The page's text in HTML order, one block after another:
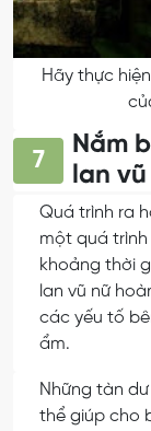
Hãy thực
7
Nắm
lan
Quá trình ra
một quá
khoảng thời
lan vũ nữ
các yếu tố
ẩm.
Những tàn
thể giúp cho